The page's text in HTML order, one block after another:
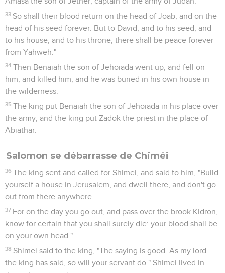
33 So shall their blood return on the head of Joab, and on the
head of his seed forever. But to David, and to his seed, and
to his house, and to his throne, there shall be peace forever
from Yahweh."
34 Then Benaiah the son of Jehoiada went up, and fell on
him, and killed him; and he was buried in his own house in
the wilderness.
35 The king put Benaiah the son of Jehoiada in his place over
the army; and the king put Zadok the priest in the place of
Abiathar.
Salomon se débarrasse de Chiméi
36 The king sent and called for Shimei, and said to him, "Build
yourself a house in Jerusalem, and dwell there, and don't go
out from there anywhere.
37 For on the day you go out, and pass over the brook Kidron,
know for certain that you shall surely die: your blood shall be
on your own head."
38 Shimei said to the king, "The saying is good. As my lord
the king has said, so will your servant do." Shimei lived in